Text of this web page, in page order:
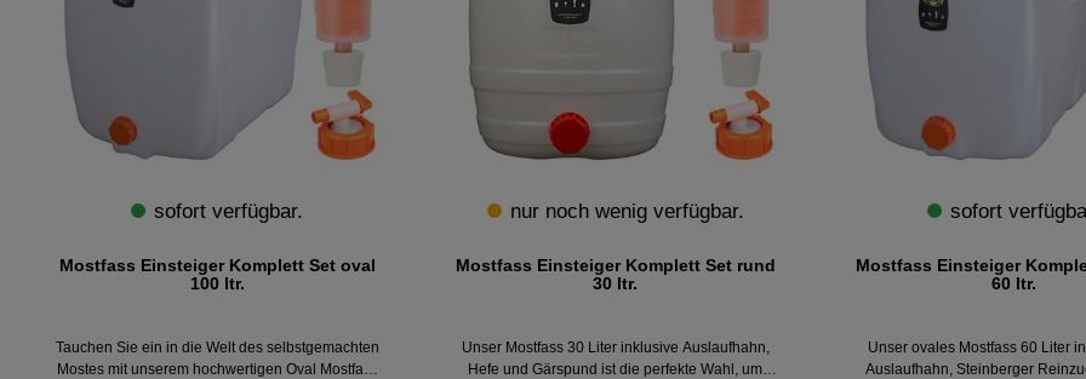
sofort verfügbar.
Mostfass Einsteiger Komplett Set oval
100 ltr.
Tauchen Sie ein in die Welt des selbstgemachten
Mostes mit unserem hochwertigen Oval Mostfass
nur noch wenig verfügbar.
Mostfass Einsteiger Komplett Set rund
30 ltr.
Unser Mostfass 30 Liter inklusive Auslaufhahn,
Hefe und Gärspund ist die perfekte Wahl, um
sofort
Mostfass Einsteiger
60 ltr.
Unser ovales Mostfass 60 Liter
Auslaufhahn, Steinberger